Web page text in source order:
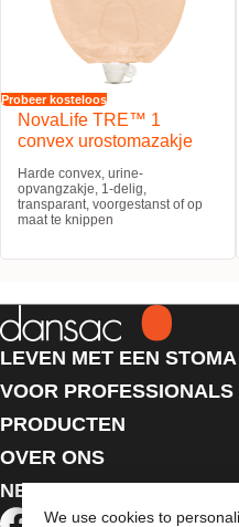
We use cookies to
Probeer kosteloos
NovaLife TRE™ 1
convex urostomazakje
Harde convex, urine-
opvangzakje, 1-delig,
transparant, voorgestanst of op
maat te knippen
LEVEN MET EEN STOMA
VOOR PROFESSIONALS
PRODUCTEN
OVER ONS
NEEM CONTACT MET